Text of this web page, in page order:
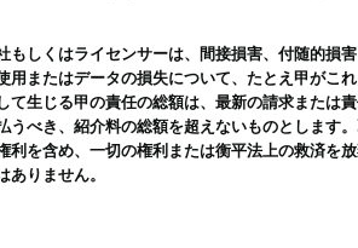
もしくはライセンサーは、間接損害、付随的損
用またはデータの損失について、たとえ甲がこ
て生じる甲の責任の総額は、最新の請求または
うべき、紹介料の総額を超えないものとします
利を含め、一切の権利または衡平法上の救済を
りません。